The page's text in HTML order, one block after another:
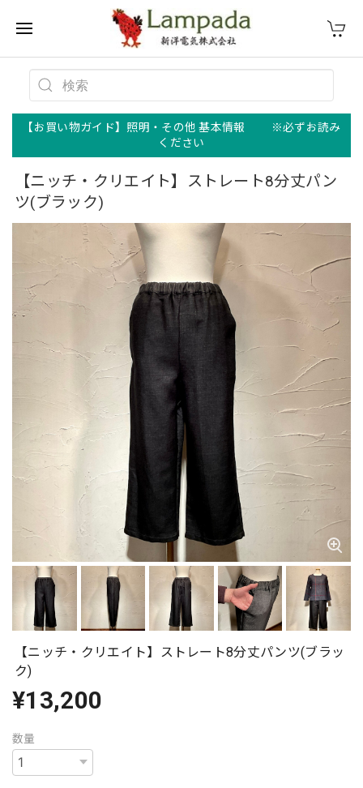
【お買い物ガイド】照明・その他 基本情報 ※必ずお読み
ください
【ニッチ・クリエイト】ストレート8分丈パン
ツ(ブラック)
【ニッチ・クリエイト】ストレート8分丈パンツ(ブラッ
ク)
¥13,200
数量